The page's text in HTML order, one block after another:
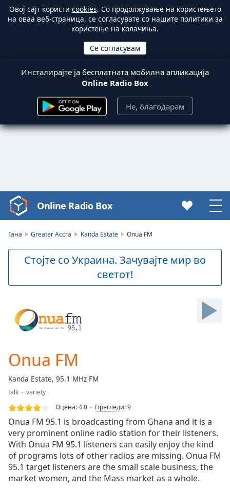
Овој сајт користи cookies. Со продолжување на користењето
на оваа веб-страница, се согласувате со нашите политики за
користење на колачиња.
Инсталирајте ја бесплатната мобилна апликација
Online Radio Box
Не, благодарам
Video
Player
Skip
Forward
Mute
Loaded
0.00%
Stream
Type
LIVE
live,
currently
behind
liveLIVE
Remaining
Time-
Online Radio Box
Гана Greater Accra Kanda Estate Onua FM
Стојте со Украина. Зачувајте мир во
светот!
Onua FM
Kanda Estate, 95.1 MHz FM
talk
variety
Оцена:4.0 Прегледи:9
Onua FM 95.1 is broadcasting from Ghana and it is a
very prominent online radio station for their listeners.
With Onua FM 95.1 listeners can easily enjoy the kind
of programs lots of other radios are missing. Onua FM
95.1 target listeners are the small scale business, the
market women, and the Mass market as a whole.